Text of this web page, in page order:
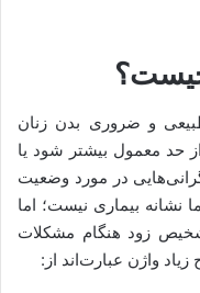
و ضروری بدن زنان
حد معمول بیشتر ‌شود یا
در مورد وضعیت
نشانه بیماری نیست؛ اما
زود هنگام مشکلات
واژن عبارت‌اند از: